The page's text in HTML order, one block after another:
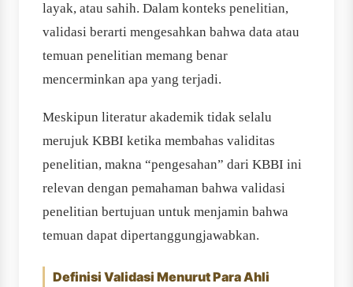
layak, atau sahih. Dalam konteks penelitian,
validasi berarti mengesahkan bahwa data atau
temuan penelitian memang benar
mencerminkan apa yang terjadi.
Meskipun literatur akademik tidak selalu
merujuk KBBI ketika membahas validitas
penelitian, makna “pengesahan” dari KBBI ini
relevan dengan pemahaman bahwa validasi
penelitian bertujuan untuk menjamin bahwa
temuan dapat dipertanggungjawabkan.
Definisi Validasi Menurut Para Ahli